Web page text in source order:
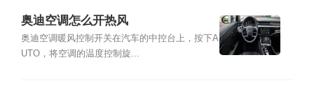
奥迪空调怎么开热风
奥迪空调暖风控制开关在汽车的中控台上，按下A
UTO，将空调的温度控制旋...